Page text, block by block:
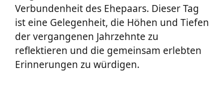
Verbundenheit des Ehepaars. Dieser Tag
ist eine Gelegenheit, die Höhen und Tiefen
der vergangenen Jahrzehnte zu
reflektieren und die gemeinsam erlebten
Erinnerungen zu würdigen.